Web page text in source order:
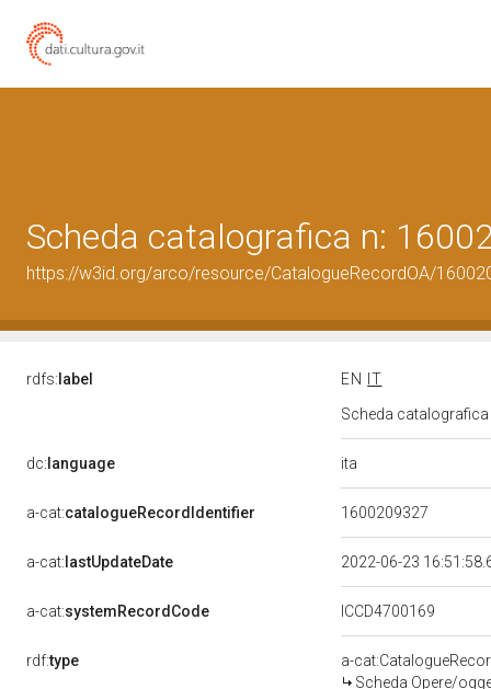
Scheda catalografica n:
https://w3id.org/arco/resource/CatalogueRecordOA/
rdfs: label EN
IT
Scheda
dc: language ita
a-cat:catalogueRecordIdentifier 1600209327
a-cat: lastUpdateDate 2022-06-23
a-cat:systemRecordCode ICCD4700169
rdf:type
a-
Scheda Opere/